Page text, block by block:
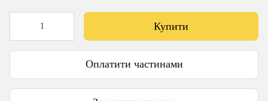
Купити
Оплатити частинами